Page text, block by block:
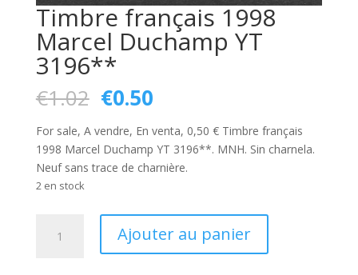
Timbre français 1998
Marcel Duchamp YT
3196**
€1.02 Le
prix
initial
était :
€1.02.
€0.50Le
actuel
est :
€0.50.
For sale, A vendre, En venta, 0,50 € Timbre français
1998 Marcel Duchamp YT 3196**. MNH. Sin charnela.
Neuf sans trace de charnière.
2 en stock
Ajouter au panier